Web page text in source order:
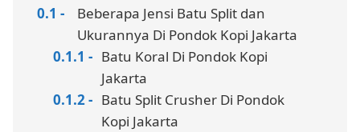
Beberapa Jensi Batu Split dan
Ukurannya Di Pondok Kopi Jakarta
Batu Koral Di Pondok Kopi
Jakarta
Batu Split Crusher Di Pondok
Kopi Jakarta